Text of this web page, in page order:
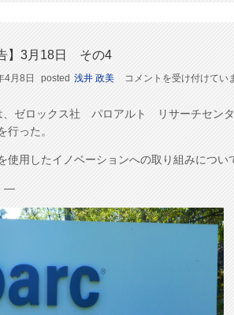
】3月18日 その4
4月8日 posted 浅井 政美
【米
張
3
そ
の
コメントを受け付けてい
、ゼロックス社 パロアルト リサーチセン
行った。
使用したイノベーションへの取り組みについ
―